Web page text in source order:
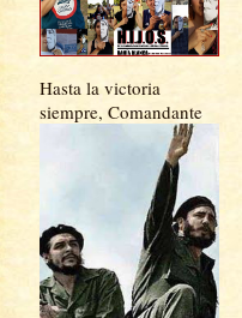
Hasta la victoria
siempre, Comandante